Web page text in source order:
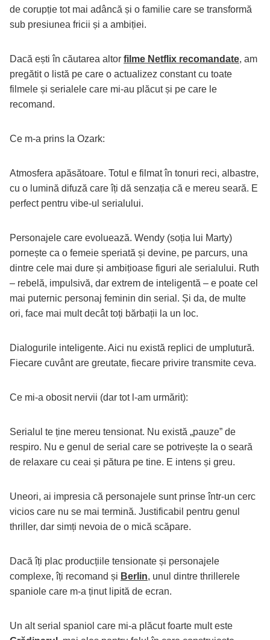
de corupție tot mai adâncă și o familie care se transformă
sub presiunea fricii și a ambiției.
Dacă ești în căutarea altor filme Netflix recomandate, am
pregătit o listă pe care o actualizez constant cu toate
filmele și serialele care mi-au plăcut și pe care le
recomand.
Ce m-a prins la Ozark:
Atmosfera apăsătoare. Totul e filmat în tonuri reci, albastre,
cu o lumină difuză care îți dă senzația că e mereu seară. E
perfect pentru vibe-ul serialului.
Personajele care evoluează. Wendy (soția lui Marty)
pornește ca o femeie speriată și devine, pe parcurs, una
dintre cele mai dure și ambițioase figuri ale serialului. Ruth
– rebelă, impulsivă, dar extrem de inteligentă – e poate cel
mai puternic personaj feminin din serial. Și da, de multe
ori, face mai mult decât toți bărbații la un loc.
Dialogurile inteligente. Aici nu există replici de umplutură.
Fiecare cuvânt are greutate, fiecare privire transmite ceva.
Ce mi-a obosit nervii (dar tot l-am urmărit):
Serialul te ține mereu tensionat. Nu există „pauze” de
respiro. Nu e genul de serial care se potrivește la o seară
de relaxare cu ceai și pătura pe tine. E intens și greu.
Uneori, ai impresia că personajele sunt prinse într-un cerc
vicios care nu se mai termină. Justificabil pentru genul
thriller, dar simți nevoia de o mică scăpare.
Dacă îți plac producțiile tensionate și personajele
complexe, îți recomand și Berlin, unul dintre thrillerele
spaniole care m-a ținut lipită de ecran.
Un alt serial spaniol care mi-a plăcut foarte mult este